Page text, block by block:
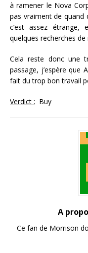
à ramener le Nova
pas vraiment de
c’est assez
quelques recherches
Cela reste donc une
passage, j’espère que
fait du trop bon travail
Verdict : Buy
A
Ce fan de Morrison